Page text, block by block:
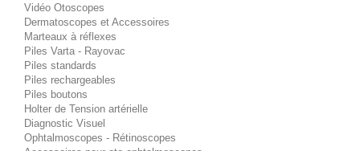
Vidéo Otoscopes
Dermatoscopes et Accessoires
Marteaux à réflexes
Piles Varta - Rayovac
Piles standards
Piles rechargeables
Piles boutons
Holter de Tension artérielle
Diagnostic Visuel
Ophtalmoscopes - Rétinoscopes